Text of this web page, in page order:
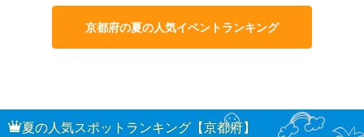
京都府の夏の人気イベントランキング
夏の人気スポットランキング【京都府】